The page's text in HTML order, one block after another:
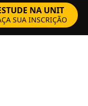
NA UNIT
SUA INSCRIÇÃO